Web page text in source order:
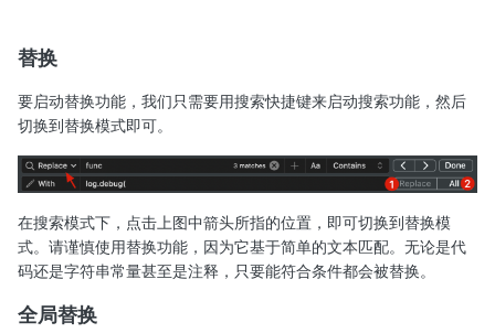
替换
要启动替换功能，我们只需要用搜索快捷键来启动搜索功能，然后
切换到替换模式即可。
在搜索模式下，点击上图中箭头所指的位置，即可切换到替换模
式。请谨慎使用替换功能，因为它基于简单的文本匹配。无论是代
码还是字符串常量甚至是注释，只要能符合条件都会被替换。
全局替换